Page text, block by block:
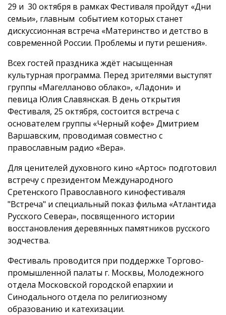
29 и 30 октября в рамках Фестиваля пройдут «Дни
семьи», главным событием которых станет
дискуссионная встреча «Материнство и детство в
современной России. Проблемы и пути решения».
Всех гостей праздника ждёт насыщенная
культурная программа. Перед зрителями выступят
группы «Магелланово облако», «Ладони» и
певица Юлия Славянская. В день открытия
Фестиваля, 25 октября, состоится встреча с
основателем группы «Черный кофе» Дмитрием
Варшавским, проводимая совместно с
православным радио «Вера».
Для ценителей духовного кино «Артос» подготовил
встречу с президентом Международного
Сретенского Православного кинофестиваля
"Встреча" и специальный показ фильма «Атлантида
Русского Севера», посвященного истории
восстановления деревянных памятников русского
зодчества.
Фестиваль проводится при поддержке Торгово-
промышленной палаты г. Москвы, Молодежного
отдела Московской городской епархии и
Синодального отдела по религиозному
образованию и катехизации.